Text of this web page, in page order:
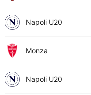
Napoli U20
Monza
Napoli U20